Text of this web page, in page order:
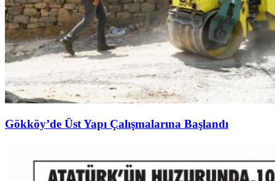
Gökköy’de Üst Yapı Çalışmalarına Başlandı